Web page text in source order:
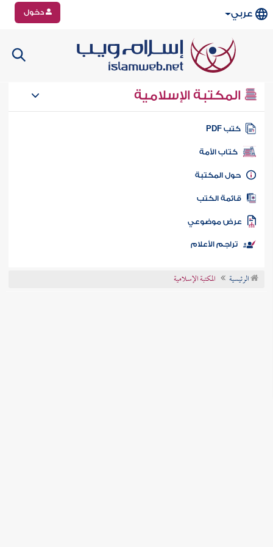
عربي دخول
المكتبة الإسلامية
كتب PDF
كتاب الأمة
المكتبة
الكتب
موضوعي
تراجم الأعلام
الرئيسية المكتبة الإسلامية